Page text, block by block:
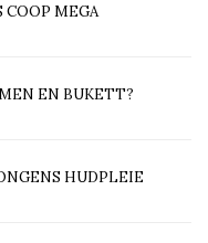
COOP MEGA
EN BUKETT?
HUDPLEIE